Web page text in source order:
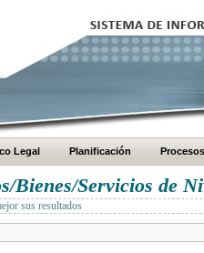
Legal Planificación Procesos
Bienes/Servicios de
sus resultados